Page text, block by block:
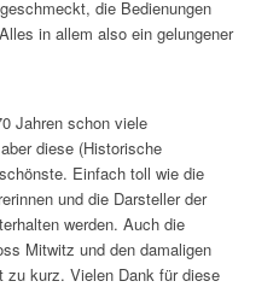
die Bedienungen
in allem also ein gelungener
Jahren schon viele
diese (Historische
Einfach toll wie die
und die Darsteller der
werden. Auch die
Mitwitz und den damaligen
kurz. Vielen Dank für diese